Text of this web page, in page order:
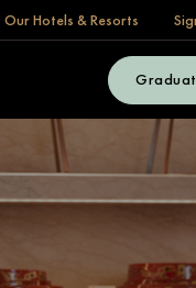
Our Hotels & Resorts